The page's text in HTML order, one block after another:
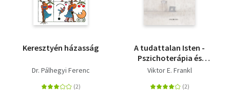
Keresztyén házasság
Dr. Pálhegyi Ferenc
A tudattalan Isten -
Pszichoterápia és
vallás
Viktor E. Frankl